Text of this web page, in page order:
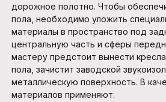
дорожное полотно. Чтобы
пола, необходимо уложить
материалы в пространство под
центральную часть и сферы
мастеру предстоит вынести
пола, зачистит заводской
металлическую поверхность. В
материалов применяют: